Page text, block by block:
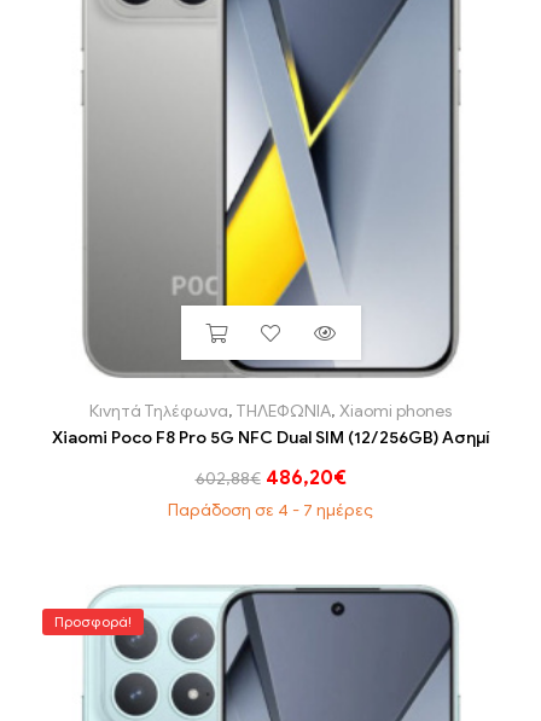
Κινητά Τηλέφωνα, ΤΗΛΕΦΩΝΙΑ, Xiaomi phones
Xiaomi Poco F8 Pro 5G NFC Dual SIM (12/256GB) Ασημί
602,88€ 486,20€
Παράδοση σε 4 - 7 ημέρες
Προσφορά!